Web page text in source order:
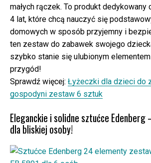
małych rączek. To produkt
4 lat, które chcą nauczyć się
domowych w sposób przyjemny i
ten zestaw do zabawek swojego
szybko stanie się ulubionym
przygód!
Sprawdź więcej: Łyżeczki dla dzieci do
gospodyni zestaw 6 sztuk
Eleganckie i solidne sztućce Edenberg
dla bliskiej osoby!